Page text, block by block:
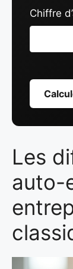
Chiffre
Les
auto-